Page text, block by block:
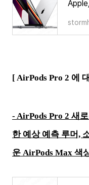
[ AirPods Pro 2 에
- AirPods Pro 2 새
한 예상 예측 루머,
운 AirPods Max 색